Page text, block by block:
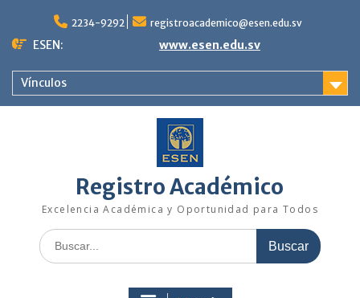
contenido
2234-9292 registroacademico@esen.edu.sv
ESEN: www.esen.edu.sv
Vínculos
Registro Académico
Excelencia Académica y Oportunidad para Todos
Buscar: